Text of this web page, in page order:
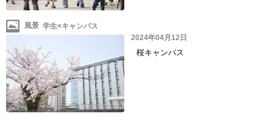
風景
桜キャンパス
2024年04月12日